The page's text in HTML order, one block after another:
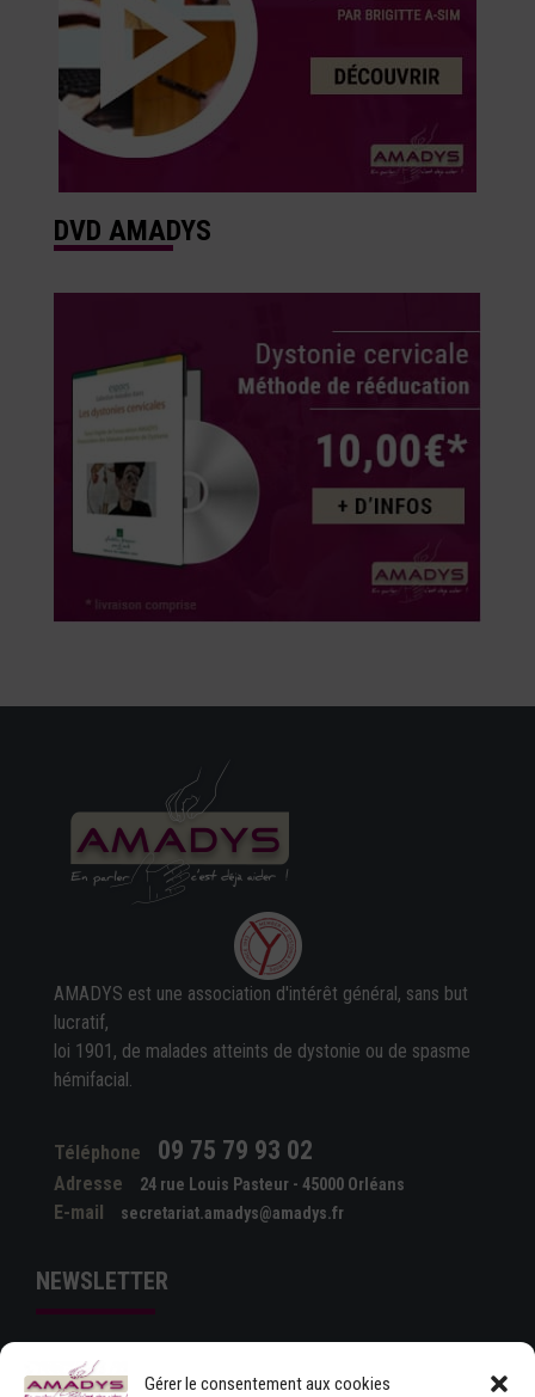
Gérer le consentement aux cookies
DVD AMADYS
AMADYS est une association d'intérêt général, sans but
lucratif,
loi 1901, de malades atteints de dystonie ou de spasme
hémifacial.
Téléphone 09 75 79 93 02
Adresse 24 rue Louis Pasteur - 45000 Orléans
E-mail secretariat.amadys@amadys.fr
NEWSLETTER